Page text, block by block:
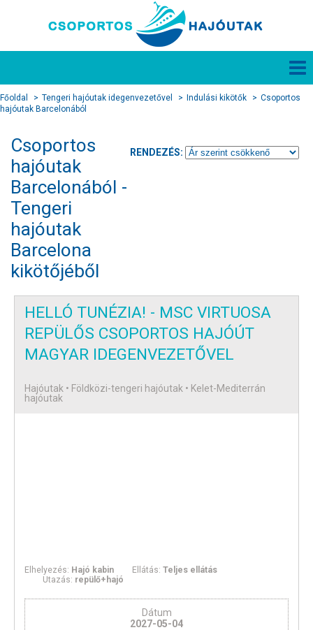
Főoldal Tengeri hajóutak idegenvezetővel Indulási kikötők
Csoportos
hajóutak Barcelonából
RENDEZÉS:
Csoportos
hajóutak
Barcelonából -
Tengeri
hajóutak
Barcelona
kikötőjéből
HELLÓ TUNÉZIA! - MSC VIRTUOSA
REPÜLŐS CSOPORTOS HAJÓÚT
MAGYAR IDEGENVEZETŐVEL
Hajóutak • Földközi-tengeri hajóutak • Kelet-Mediterrán
hajóutak
Elhelyezés: Hajó kabin Ellátás:Teljes ellátás
Utazás: repülő+hajó
Dátum
2027-05-04